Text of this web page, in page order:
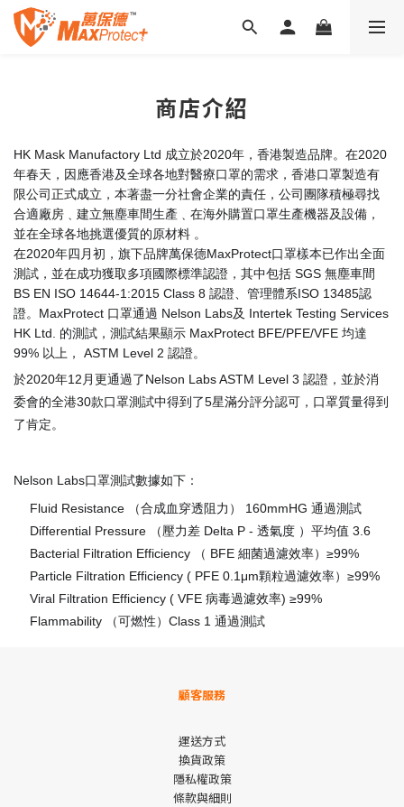
商店介紹
HK Mask Manufactory Ltd 成立於2020年，香港製造品牌。 在2020
年春天，因應香港及全球各地對醫療口罩的需求，香港口罩製造有
限公司正式成立，本著盡一分社會企業的責任，公司團隊積極尋找
合適廠房﹑建立無塵車間生產
在海外購置口罩生產機器及設備，
並在全球各地挑選優質的原材料 。
在2020年四月初，旗下品牌萬保德MaxProtect口罩樣本已作出全面
測試，並在成功獲取多項國際標準認證，其中包括 SGS 無塵車間
BS EN ISO 14644-1:2015 Class 8 認證、管理體系ISO 13485認
證。 MaxProtect 口罩通過 Nelson Labs及 Intertek Testing Services
HK Ltd. 的測試，測試結果顯示 MaxProtect BFE/PFE/VFE 均達
99% 以上，
ASTM Level 2 認證。
於2020年12月更通過了Nelson Labs ASTM Level 3 認證，並於消
委會的全港30款口罩測試中得到了5星滿分評分認可，口罩質量得到
了肯定。
Nelson Labs口罩測試數據如下：
Fluid Resistance （合成血穿透阻力） 160mmHG 通過測試
Differential Pressure （壓力差 Delta P - 透氣度 ）平均值 3.6
Bacterial Filtration Efficiency （ BFE 細菌過濾效率）≥99%
Particle Filtration Efficiency ( PFE 0.1μm顆粒過濾效率）≥99%
Viral Filtration Efficiency ( VFE 病毒過濾效率) ≥99%
Flammability （可燃性）Class 1 通過測試
顧客服務
運送方式
換貨政策
隱私權政策
條款與細則